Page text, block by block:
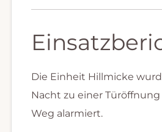
Die Einheit Hillmicke
Nacht zu einer
Weg alarmiert.